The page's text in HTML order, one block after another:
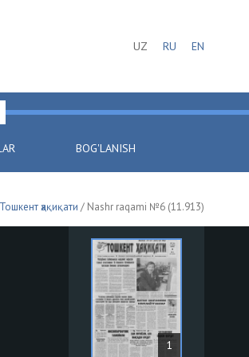
UZ RU EN
BOG'LANISH
Тошкент ҳақиқати / Nashr raqami №6 (11.913)
1